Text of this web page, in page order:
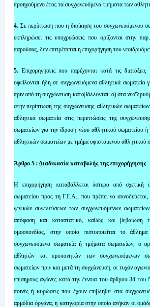
προηγούμενο έτος τα συγχωνευόμενα τμήματα των
4. Σε περίπτωση που η διοίκηση του συγχωνευόμενου
εκπληρώσει τις υποχρεώσεις που ορίζονται στην
παρούσας, δεν επιτρέπεται η επιχορήγηση του
5. Επιχορηγήσεις που παρέχονται κατά τις
οφείλονται ήδη σε συγχωνευόμενα αθλητικά σωματεία
πριν από τη συγχώνευση καταβάλλονται: α) στα
στην περίπτωση της συγχώνευσης αθλητικών
αθλητικά σωματεία στις περιπτώσεις της
σωματείων για την ίδρυση νέου αθλητικού σωματείου
αθλητικών σωματείων με τμήμα υφιστάμενου αθλητικού
Άρθρο 5 : Διαδικασία καταβολής της επιχορήγησης
Η επιχορήγηση καταβάλλεται ύστερα από σχετική
σωματείου προς τη Γ.Γ.Α., που πρέπει να
γενικών συνελεύσεων των συγχωνευόμενων
απόφαση και καταστατικό, καθώς και βεβαίωση
ομοσπονδίας, στην οποία πιστοποιείται το
συγχωνευόμενα σωματεία ή τμήματα σωματείων, ο
αθλητών και προπονητών των συγχωνευόμενων
σωματείων πριν και μετά τη συγχώνευση, οι τυχόν
επίσημους αγώνες κατά την έννοια του άρθρου 34
ποινές ή κυρώσεις που έχουν επιβληθεί στα
αρμόδια όργανα, η κατηγορία στην οποία ανήκαν οι